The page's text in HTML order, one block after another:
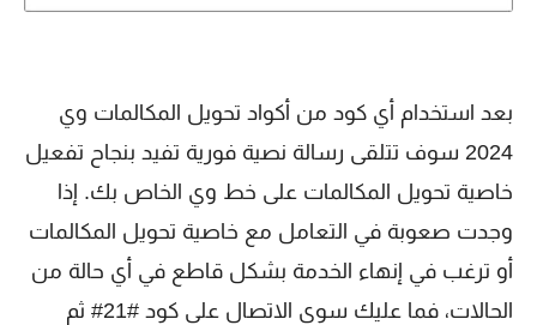
بعد استخدام أي كود من أكواد تحويل المكالمات وي
2024 سوف تتلقى رسالة نصية فورية تفيد بنجاح تفعيل
خاصية تحويل المكالمات على خط وي الخاص بك. إذا
وجدت صعوبة في التعامل مع خاصية تحويل المكالمات
أو ترغب في إنهاء الخدمة بشكل قاطع في أي حالة من
الحالات، فما عليك سوى الاتصال على كود #21# ثم